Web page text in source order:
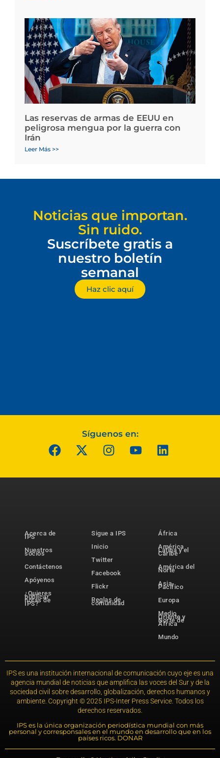
Las reservas de armas de EEUU en
peligrosa mengua por la guerra con
Irán
Leer Más >>
Noticias que importan.
Sin ruido.
Suscríbete gratis a
nuestro boletín
semanal
Haz clic aquí
Síguenos en:
Acerca de
IPS
Nuestros
socios
Contáctenos
Apóyenos
¿Quieres
publicar
notas de
IPS?
Sigue a IPS
Inicio
Twitter
Facebook
Flickr
Reglas de
comunidad
África
América
Latina y el
Caribe
América del
Norte
Asia-
Pacífico
Europa
Medio
Oriente y
Norte de
África
Mundo
IPS es una institución internacional de comunicación cuyo eje es una
agencia mundial de noticias que amplifica las voces del Sur y de la
sociedad civil sobre desarrollo, globalización, derechos humanos y
ambiente. Copyright © 2025 IPS-Inter Press Service. Todos los
derechos reservados.
IPS es la única organización periodística mundial con más
personal y corresponsales en el mundo en desarrollo que en los
países ricos. DONAR